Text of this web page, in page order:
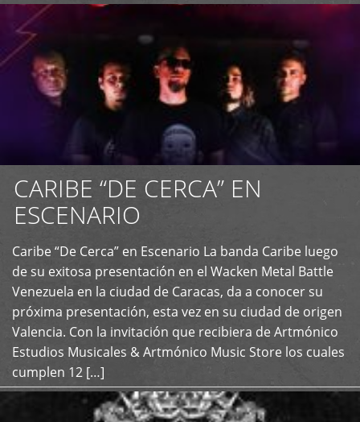
CARIBE “DE CERCA” EN
ESCENARIO
Caribe “De Cerca” en Escenario La banda Caribe luego
de su exitosa presentación en el Wacken Metal Battle
Venezuela en la ciudad de Caracas, da a conocer su
próxima presentación, esta vez en su ciudad de origen
Valencia. Con la invitación que recibiera de Artmónico
Estudios Musicales & Artmónico Music Store los cuales
cumplen 12 […]
+